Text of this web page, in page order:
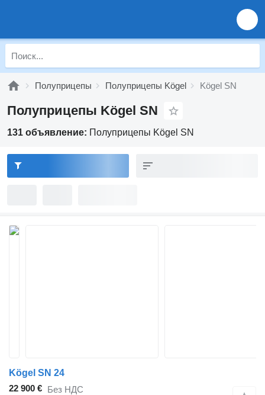
Полуприцепы Полуприцепы Kögel Kögel SN
Полуприцепы Kögel SN
131 объявление: Полуприцепы Kögel SN
Kögel SN 24
22 900 € Без НДС